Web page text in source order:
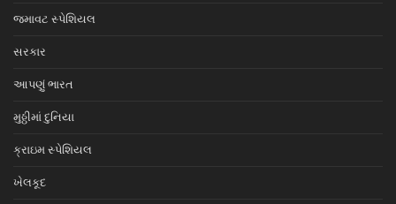
જમાવટ સ્પેશિયલ
સરકાર
આપણું ભારત
મુઠ્ઠીમાં દુનિયા
ક્રાઇમ સ્પેશિયલ
ખેલકૂદ